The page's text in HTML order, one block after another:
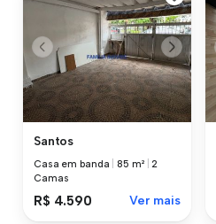
Santos
Casa em banda |85 m² |2
Camas
R$ 4.590 Ver mais